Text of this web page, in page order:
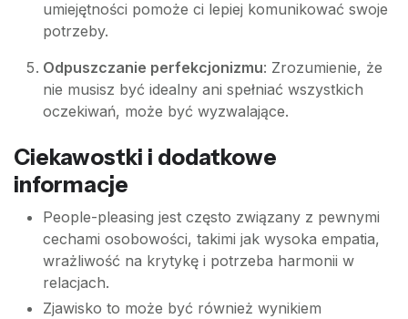
umiejętności pomoże ci lepiej komunikować swoje
potrzeby.
Odpuszczanie perfekcjonizmu: Zrozumienie, że
nie musisz być idealny ani spełniać wszystkich
oczekiwań, może być wyzwalające.
Ciekawostki i dodatkowe
informacje
People-pleasing jest często związany z pewnymi
cechami osobowości, takimi jak wysoka empatia,
wrażliwość na krytykę i potrzeba harmonii w
relacjach.
Zjawisko to może być również wynikiem